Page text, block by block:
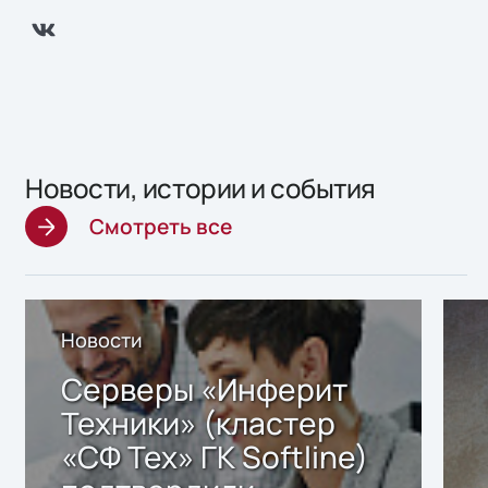
Новости, истории и события
Смотреть все
Новости
Серверы «Инферит
Техники» (кластер
«СФ Тех» ГК Softline)